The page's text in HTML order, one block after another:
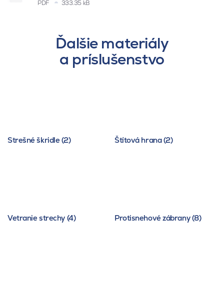
PDF 333.35 kB
Ďalšie materiály
a príslušenstvo
Strešné škridle (2) Štítová hrana (2)
Vetranie strechy (4) Protisnehové zábrany (8)